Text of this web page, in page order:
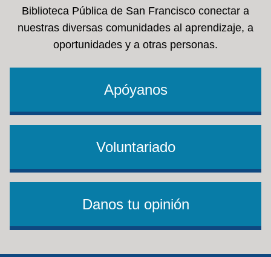
Biblioteca Pública de San Francisco conectar a
nuestras diversas comunidades al aprendizaje, a
oportunidades y a otras personas.
Apóyanos
Voluntariado
Danos tu opinión